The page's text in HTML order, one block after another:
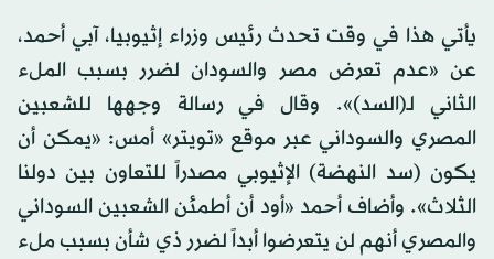
يأتي هذا في وقت تحدث رئيس وزراء إثيوبيا، آبي أحمد،
عن «عدم تعرض مصر والسودان لضرر بسبب الملء
الثاني لـ(السد)». وقال في رسالة وجهها للشعبين
المصري والسوداني عبر موقع «تويتر» أمس: «يمكن أن
يكون (سد النهضة) الإثيوبي مصدراً للتعاون بين دولنا
الثلاث». وأضاف أحمد «أود أن أطمئن الشعبين السوداني
والمصري أنهم لن يتعرضوا أبداً لضرر ذي شأن بسبب ملء